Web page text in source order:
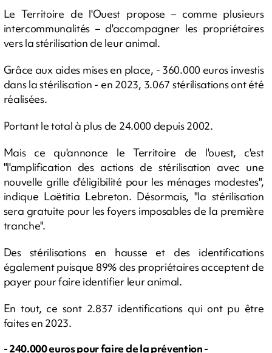
Le Territoire de l'Ouest propose – comme plusieurs
intercommunalités – d'accompagner les propriétaires
vers la stérilisation de leur animal.
Grâce aux aides mises en place, - 360.000 euros investis
dans la stérilisation - en 2023, 3.067 stérilisations ont été
réalisées.
Portant le total à plus de 24.000 depuis 2002.
Mais ce qu'annonce le Territoire de l'ouest, c'est
"l'amplification des actions de stérilisation avec une
nouvelle grille d'éligibilité pour les ménages modestes",
indique Laëtitia Lebreton. Désormais, "la stérilisation
sera gratuite pour les foyers imposables de la première
tranche".
Des stérilisations en hausse et des identifications
également puisque 89% des propriétaires acceptent de
payer pour faire identifier leur animal.
En tout, ce sont 2.837 identifications qui ont pu être
faites en 2023.
- 240.000 euros pour faire de la prévention -